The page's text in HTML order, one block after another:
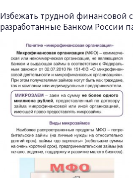
Избежать трудной финансовой
разработанные Банком России